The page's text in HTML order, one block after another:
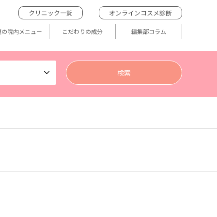
クリニック一覧 オンラインコスメ診断
院内メニュー こだわりの成分 編集部コラム